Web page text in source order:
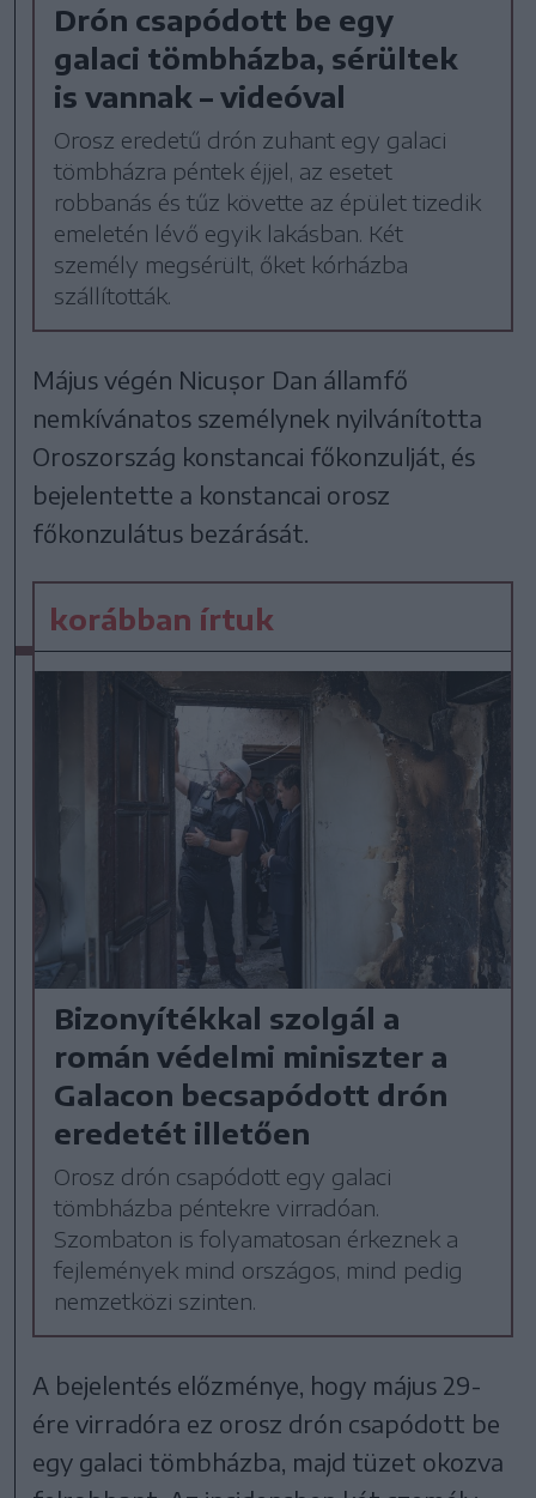
Drón csapódott be egy
galaci tömbházba, sérültek
is vannak – videóval
Orosz eredetű drón zuhant egy galaci
tömbházra péntek éjjel, az esetet
robbanás és tűz követte az épület tizedik
emeletén lévő egyik lakásban. Két
személy megsérült, őket kórházba
szállították.
Május végén Nicușor Dan államfő
nemkívánatos személynek nyilvánította
Oroszország konstancai főkonzulját, és
bejelentette a konstancai orosz
főkonzulátus bezárását.
korábban írtuk
Bizonyítékkal szolgál a
román védelmi miniszter a
Galacon becsapódott drón
eredetét illetően
Orosz drón csapódott egy galaci
tömbházba péntekre virradóan.
Szombaton is folyamatosan érkeznek a
fejlemények mind országos, mind pedig
nemzetközi szinten.
A bejelentés előzménye, hogy május 29-
ére virradóra ez orosz drón csapódott be
egy galaci tömbházba, majd tüzet okozva